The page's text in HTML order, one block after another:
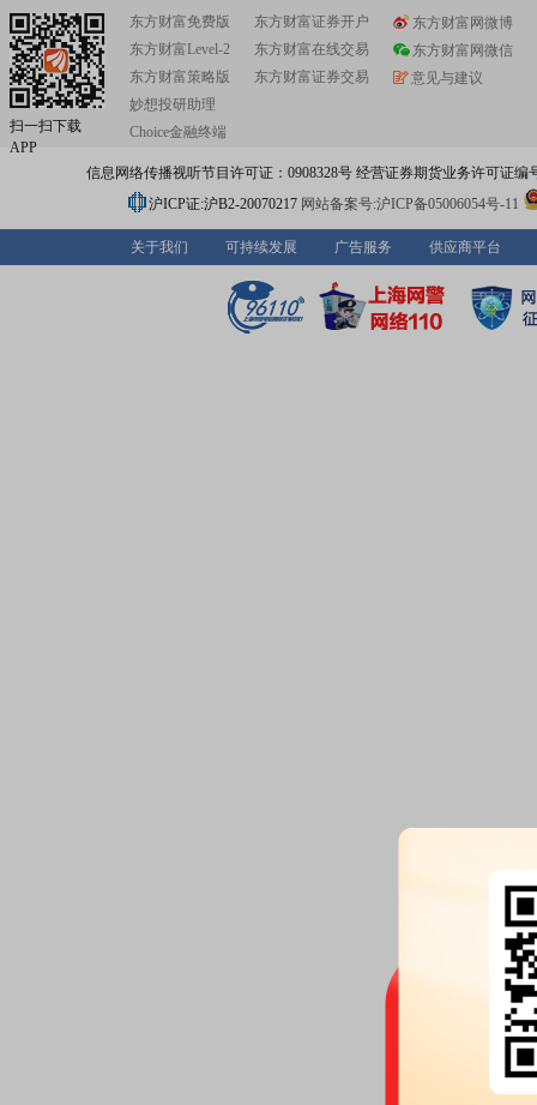
扫一扫下载
APP
东方财富免费版
东方财富Level-2
东方财富策略版
妙想投研助理
Choice金融终端
东方财富证券开户
东方财富在线交易
东方财富证券交易
东方财富网微博
东方财富网微信
意见与建议
信息网络传播视听节目许可证：0908328号 经营证券期货业务许可证编
沪ICP证:沪B2-20070217 网站备案号:沪ICP备05006054号-11
关于我们 可持续发展 广告服务 供应商平台